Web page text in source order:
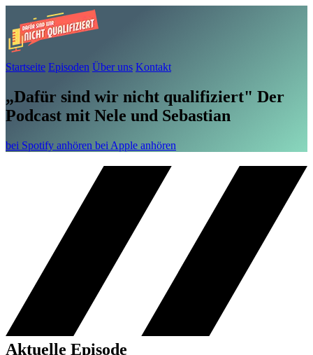
Startseite Episoden Über uns Kontakt
„Dafür sind wir nicht qualifiziert" Der
Podcast mit Nele und Sebastian
bei Spotify anhören bei Apple anhören
Aktuelle Episode